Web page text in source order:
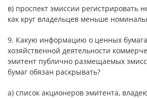
в) проспект эмиссии регистрировать
как круг владельцев меньше
9. Какую информацию о ценных
хозяйственной деятельности
эмитент публично размещаемых
бумаг обязан раскрывать?
а) список акционеров эмитента,